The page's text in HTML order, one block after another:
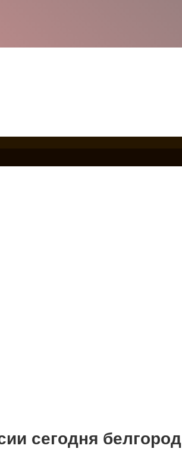
сегодня белгород